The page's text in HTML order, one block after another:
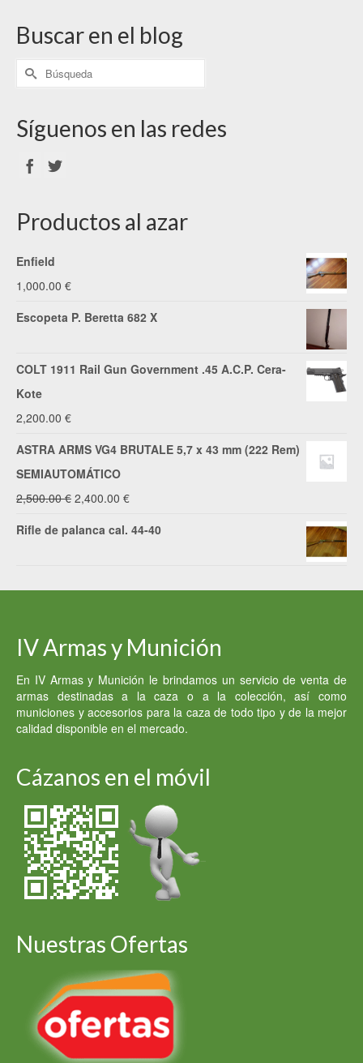
Buscar en el blog
Síguenos en las redes
Productos al azar
Enfield
1,000.00 €
Escopeta P. Beretta 682 X
COLT 1911 Rail Gun Government .45 A.C.P. Cera-
Kote
2,200.00 €
ASTRA ARMS VG4 BRUTALE 5,7 x 43 mm (222 Rem)
SEMIAUTOMÁTICO
2,500.00€ El
precio
2,500.00 €.
2,400.00 €El
2,400.00 €.
Rifle de palanca cal. 44-40
IV Armas y Munición
En IV Armas y Munición le brindamos un servicio de venta de
armas destinadas a la caza o a la colección, así como
municiones y accesorios para la caza de todo tipo y de la mejor
calidad disponible en el mercado.
Cázanos en el móvil
Nuestras Ofertas